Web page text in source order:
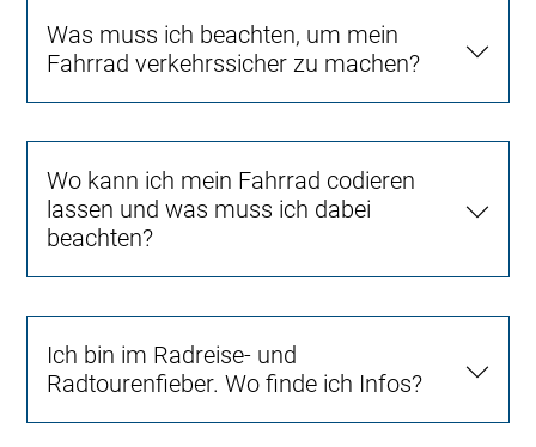
Was muss ich beachten, um mein
Fahrrad verkehrssicher zu machen?
Wo kann ich mein Fahrrad codieren
lassen und was muss ich dabei
beachten?
Ich bin im Radreise- und
Radtourenfieber. Wo finde ich Infos?